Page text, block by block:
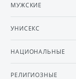
МУЖСКИЕ
УНИСЕКС
НАЦИОНАЛЬНЫЕ
РЕЛИГИОЗНЫЕ